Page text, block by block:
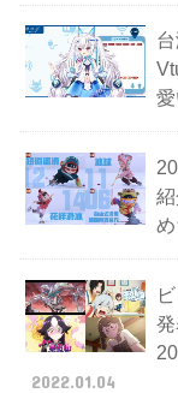
2022.01.04